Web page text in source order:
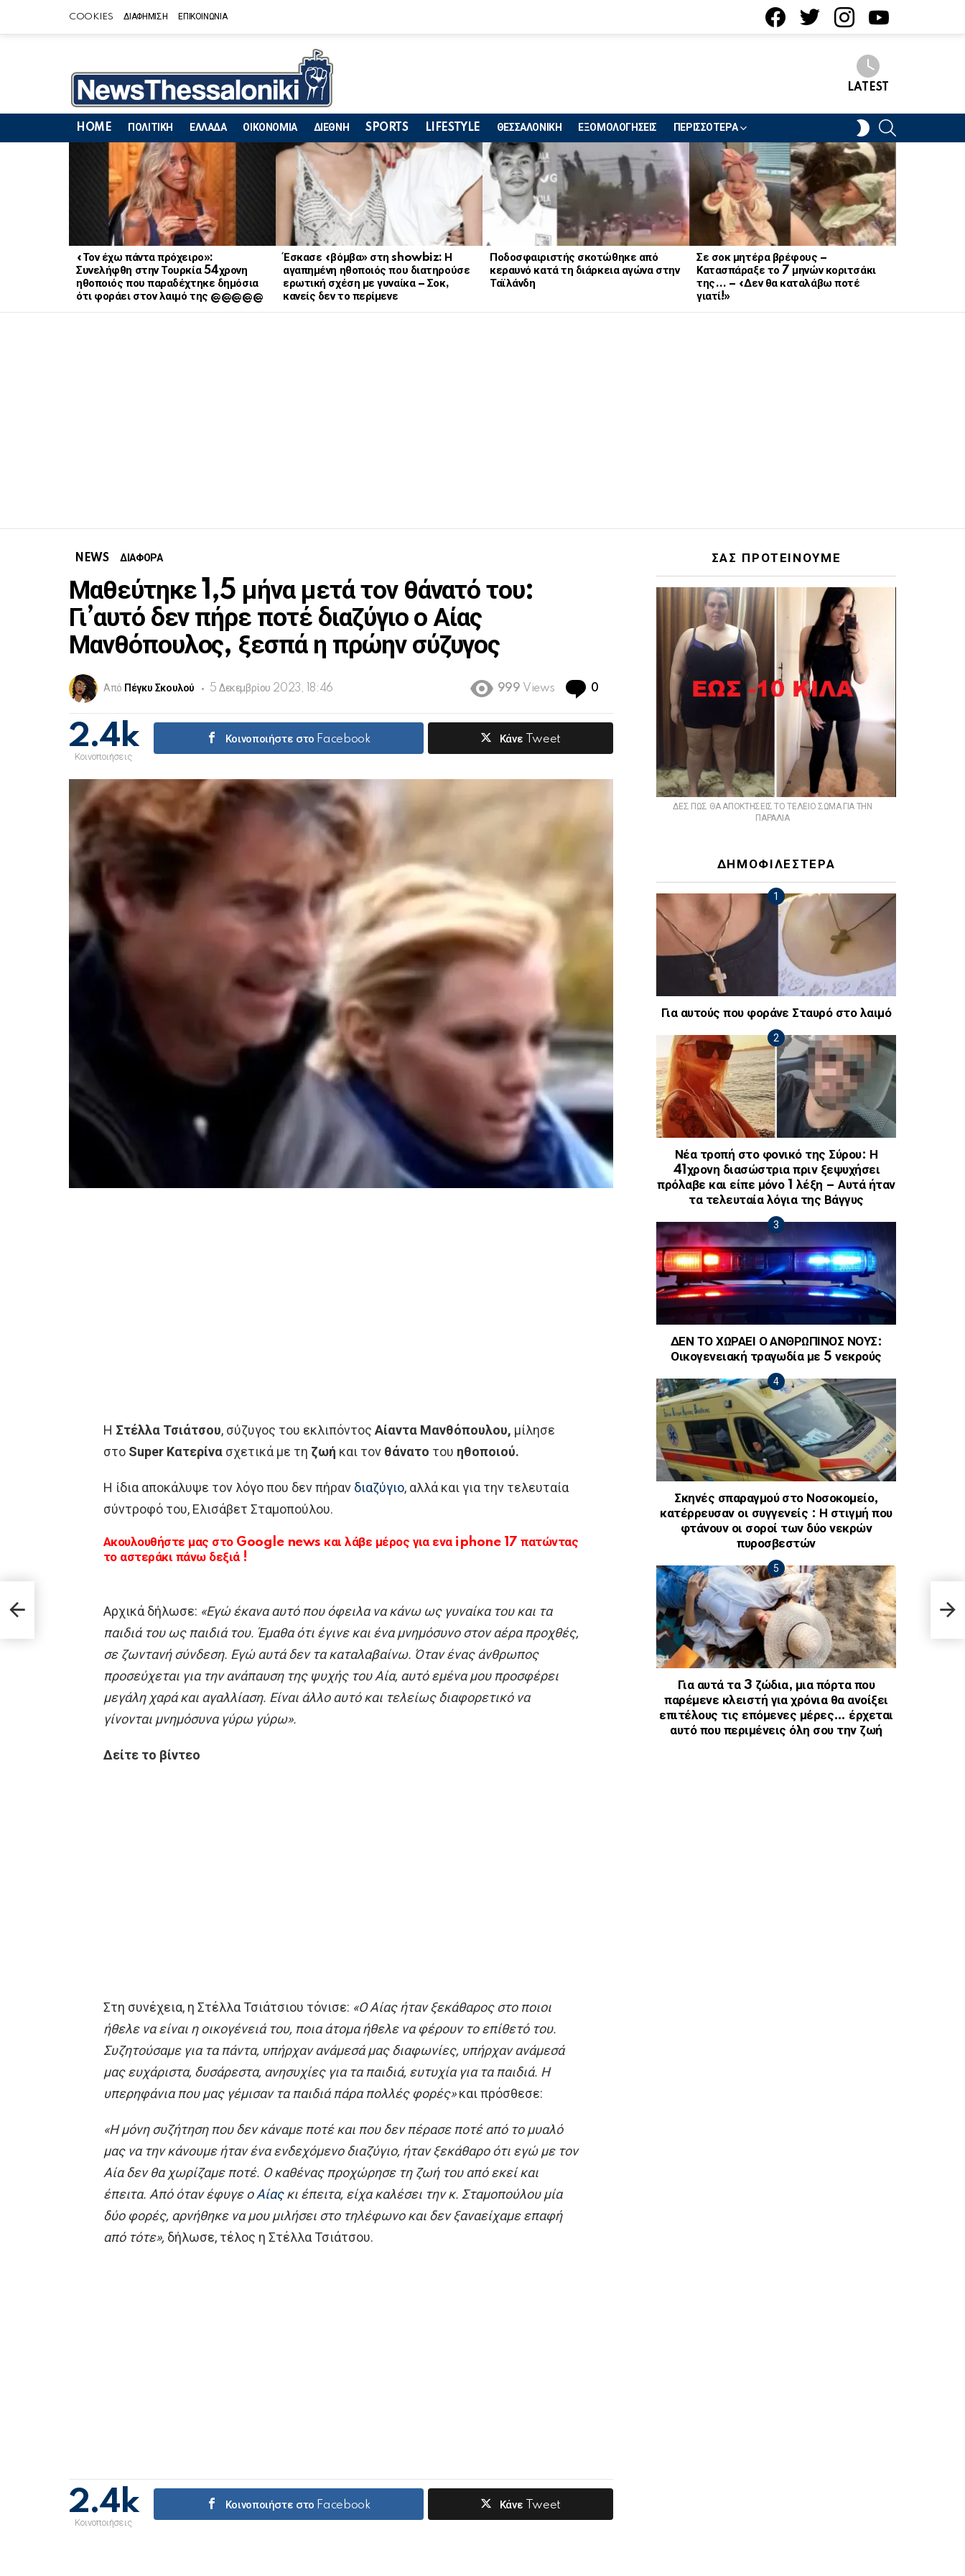
COOKIES ΔΙΑΦΗΜΙΣΗ ΕΠΙΚΟΙΝΩΝΙΑ
LATEST
HOME ΠΟΛΙΤΙΚΗ ΕΛΛΑΔΑ ΟΙΚΟΝΟΜΙΑ ΔΙΕΘΝΗ SPORTS LIFESTYLE ΘΕΣΣΑΛΟΝΙΚΗ ΕΞΟΜΟΛΟΓΗΣΕΙΣ ΠΕΡΙΣΣΟΤΕΡΑ
SWITCH
SKIN
«Τον έχω πάντα πρόχειρο»:
Συνελήφθη στην Τουρκία 54χρονη
ηθοποιός που παραδέχτηκε δημόσια
ότι φοράει στον λαιμό της @@@@@
Έσκασε «βόμβα» στη showbiz: Η
αγαπημένη ηθοποιός που διατηρούσε
ερωτική σχέση με γυναίκα – Σοκ,
κανείς δεν το περίμενε
Ποδοσφαιριστής σκοτώθηκε από
κεραυνό κατά τη διάρκεια αγώνα στην
Ταϊλάνδη
Σε σοκ μητέρα βρέφους –
Κατασπάραξε το 7 μηνών κοριτσάκι
της… – «Δεν θα καταλάβω ποτέ
γιατί!»
NEWS ΔΙΑΦΟΡΑ
Μαθεύτηκε 1,5 μήνα μετά τον θάνατό του:
Γι’αυτό δεν πήρε ποτέ διαζύγιο ο Αίας
Μανθόπουλος, ξεσπά η πρώην σύζυγος
Από Πέγκυ Σκουλού 5 Δεκεμβρίου 2023, 18:46 999 Views 0
2.4k
Κοινοποιήσεις
Κοινοποιήστε στο Facebook Κάνε Tweet
Η Στέλλα Τσιάτσου, σύζυγος του εκλιπόντος Αίαντα Μανθόπουλου, μίλησε
στο Super Κατερίνα σχετικά με τη ζωή και τον θάνατο του ηθοποιού.
Η ίδια αποκάλυψε τον λόγο που δεν πήραν διαζύγιο, αλλά και για την τελευταία
σύντροφό του, Ελισάβετ Σταμοπούλου.
Ακουλουθήστε μας στο Google news και λάβε μέρος για ενα iphone 17 πατώντας
το αστεράκι πάνω δεξιά !
Αρχικά δήλωσε: «Εγώ έκανα αυτό που όφειλα να κάνω ως γυναίκα του και τα
παιδιά του ως παιδιά του. Έμαθα ότι έγινε και ένα μνημόσυνο στον αέρα προχθές,
σε ζωντανή σύνδεση. Εγώ αυτά δεν τα καταλαβαίνω. Όταν ένας άνθρωπος
προσεύχεται για την ανάπαυση της ψυχής του Αία, αυτό εμένα μου προσφέρει
μεγάλη χαρά και αγαλλίαση. Είναι άλλο αυτό και τελείως διαφορετικό να
γίνονται μνημόσυνα γύρω γύρω».
Δείτε το βίντεο
Στη συνέχεια, η Στέλλα Τσιάτσιου τόνισε: «Ο Αίας ήταν ξεκάθαρος στο ποιοι
ήθελε να είναι η οικογένειά του, ποια άτομα ήθελε να φέρουν το επίθετό του.
Συζητούσαμε για τα πάντα, υπήρχαν ανάμεσά μας διαφωνίες, υπήρχαν ανάμεσά
μας ευχάριστα, δυσάρεστα, ανησυχίες για τα παιδιά, ευτυχία για τα παιδιά. Η
υπερηφάνια που μας γέμισαν τα παιδιά πάρα πολλές φορές»και πρόσθεσε:
«Η μόνη συζήτηση που δεν κάναμε ποτέ και που δεν πέρασε ποτέ από το μυαλό
μας να την κάνουμε ήταν ένα ενδεχόμενο διαζύγιο, ήταν ξεκάθαρο ότι εγώ με τον
Αία δεν θα χωρίζαμε ποτέ. Ο καθένας προχώρησε τη ζωή του από εκεί και
έπειτα. Από όταν έφυγε οΑίαςκι έπειτα, είχα καλέσει την κ. Σταμοπούλου μία
δύο φορές, αρνήθηκε να μου μιλήσει στο τηλέφωνο και δεν ξαναείχαμε επαφή
από τότε», δήλωσε, τέλος η Στέλλα Τσιάτσου.
2.4k
Κοινοποιήσεις
Κοινοποιήστε στο Facebook Κάνε Tweet
ΣΑΣ ΠΡΟΤΕΙΝΟΥΜΕ
ΔΕΣ ΠΩΣ ΘΑ ΑΠΟΚΤΗΣΕΙΣ ΤΟ ΤΕΛΕΙΟ ΣΩΜΑ ΓΙΑ ΤΗΝ
ΠΑΡΑΛΙΑ
ΔΗΜΟΦΙΛΕΣΤΕΡΑ
Για αυτούς που φοράνε Σταυρό στο λαιμό
Νέα τροπή στο φονικό της Σύρου: Η
41χρονη διασώστρια πριν ξεψυχήσει
πρόλαβε και είπε μόνο 1 λέξη – Αυτά ήταν
τα τελευταία λόγια της Βάγγυς
ΔΕΝ ΤΟ ΧΩΡΑΕΙ Ο ΑΝΘΡΩΠΙΝΟΣ ΝΟΥΣ:
Οικογενειακή τραγωδία με 5 νεκρούς
Σκηνές σπαραγμού στο Νοσοκομείο,
κατέρρευσαν οι συγγενείς : Η στιγμή που
φτάνουν οι σοροί των δύο νεκρών
πυροσβεστών
Για αυτά τα 3 ζώδια, μια πόρτα που
παρέμενε κλειστή για χρόνια θα ανοίξει
επιτέλους τις επόμενες μέρες… έρχεται
αυτό που περιμένεις όλη σου την ζωή